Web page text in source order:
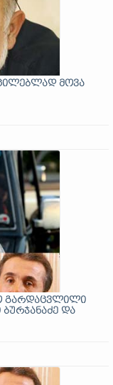
მოვა
გარდაცვლილი
და